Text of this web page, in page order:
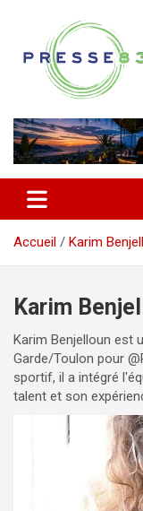
contenu
Presse 83
Accueil Karim
Karim
Karim Benjelloun est
Garde/Toulon pour
sportif, il a intégré
talent et son